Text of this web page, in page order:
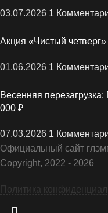
03.07.2026 1
Акция «Чистый четверг»
01.06.2026 1
Весенняя
000 ₽
07.03.2026 1
Официальный сайт
Copyright, 2022 - 2026
Политика